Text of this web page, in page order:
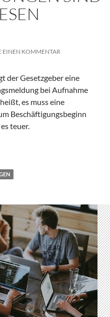
EINEN KOMMENTAR
der Gesetzgeber eine
bei Aufnahme
es muss eine
Beschäftigungsbeginn
teuer.
Branchen